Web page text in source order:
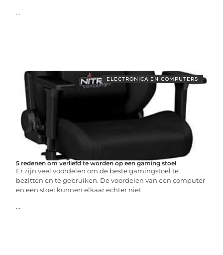
...
ELECTRONICA EN COMPUTERS
5 redenen om verliefd te worden op een gaming stoel
Er zijn veel voordelen om de beste gamingstoel te
bezitten en te gebruiken. De voordelen van een computer
en een stoel kunnen elkaar echter niet
...